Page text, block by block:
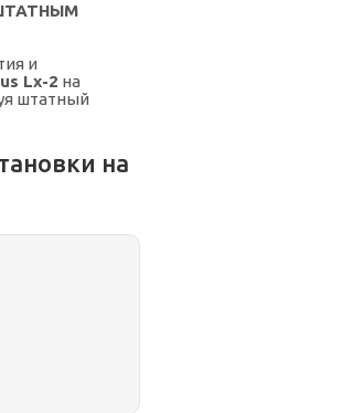
и
Lx-2 на
штатный
на